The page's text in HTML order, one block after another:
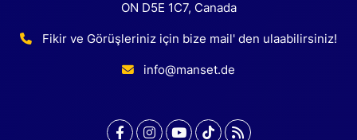
ON D5E 1C7, Canada
Fikir ve Görüşleriniz için bize mail' den ulaabilirsiniz!
info@manset.de